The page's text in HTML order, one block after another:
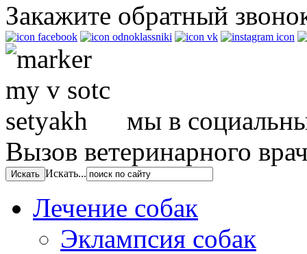
Закажите обратный
мы в
Вызов ветеринарного
Искать...
Лечение собак
Эклампсия собак